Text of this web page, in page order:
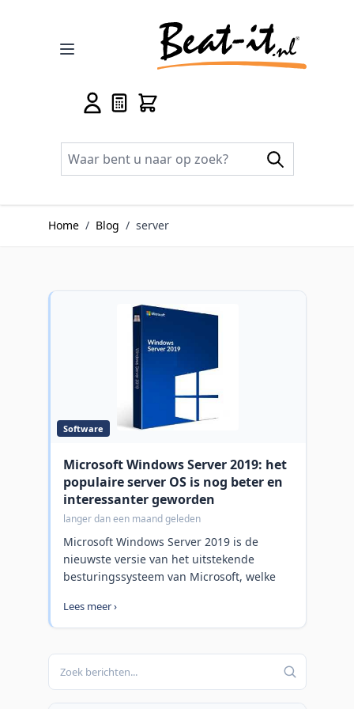
Home / Blog / server
Software
Microsoft Windows Server 2019: het
populaire server OS is nog beter en
interessanter geworden
langer dan een maand geleden
Microsoft Windows Server 2019 is de
nieuwste versie van het uitstekende
besturingssysteem van Microsoft, welke
en verbeterde mogelijkheden en functies.
Deze release van Windows Server zou
functionele scenario's dat het OS biedt.
Lees meer ›